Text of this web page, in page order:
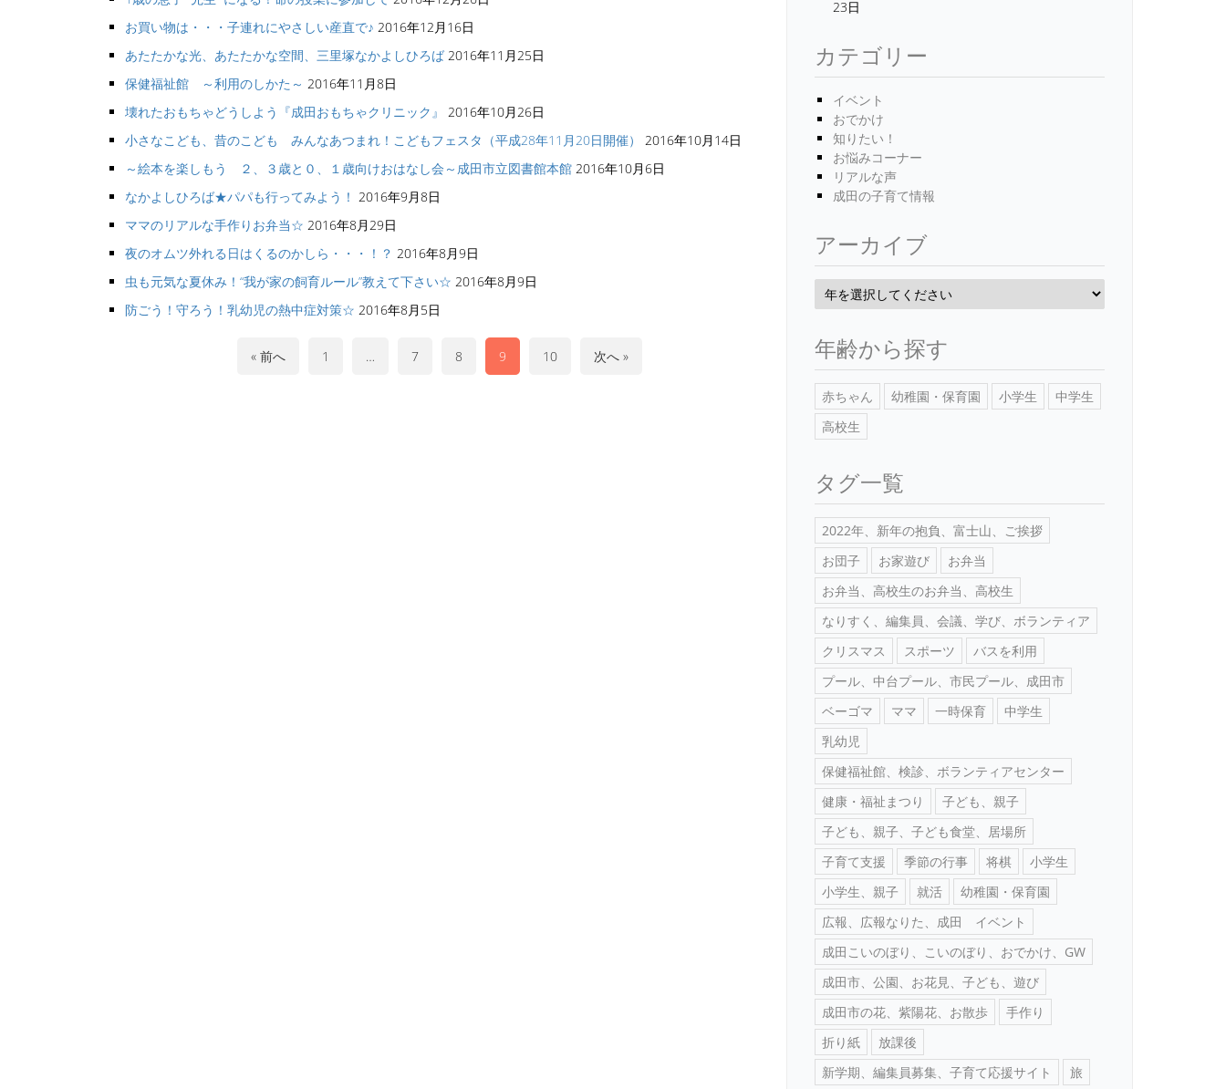
お買い物は・・・子連れにやさしい産直で♪ 2016年12月16日
あたたかな光、あたたかな空間、三里塚なかよしひろば 2016年11月25日
保健福祉館 ～利用のしかた～ 2016年11月8日
壊れたおもちゃどうしよう『成田おもちゃクリニック』
2016年10月26日
小さなこども、昔のこども みんなあつまれ！こどもフェスタ（平成28年11月20日開催）
2016年10月14日
～絵本を楽しもう ２、３歳と０、１歳向けおはなし会～成田市立図書館本館 2016年10月6日
なかよしひろば★パパも行ってみよう！ 2016年9月8日
ママのリアルな手作りお弁当☆ 2016年8月29日
夜のオムツ外れる日はくるのかしら・・・！？ 2016年8月9日
虫も元気な夏休み！“我が家の飼育ルール”教えて下さい☆ 2016年8月9日
防ごう！守ろう！乳幼児の熱中症対策☆ 2016年8月5日
« 前へ 1 … 7 8 9 10 次へ »
23日
カテゴリー
イベント
おでかけ
知りたい！
お悩みコーナー
リアルな声
成田の子育て情報
アーカイブ
年齢から探す
赤ちゃん 幼稚園・保育園 小学生
中学生
高校生
タグ一覧
2022年、新年の抱負、富士山、ご挨拶
お団子
お家遊び
お弁当
お弁当、高校生のお弁当、高校生
なりすく、編集員、会議、学び、ボランティア
クリスマス
スポーツ
バスを利用
プール、中台プール、市民プール、成田市
ベーゴマ
ママ 一時保育
中学生
乳幼児
保健福祉館、検診、ボランティアセンター
健康・福祉まつり
子ども、親子
子ども、親子、子ども食堂、居場所
子育て支援
季節の行事 将棋
小学生
小学生、親子
就活
幼稚園・保育園
広報、広報なりた、成田 イベント
成田こいのぼり、こいのぼり、おでかけ、GW
成田市、公園、お花見、子ども、遊び
成田市の花、紫陽花、お散歩
手作り
折り紙
放課後
新学期、編集員募集、子育て応援サイト
旅